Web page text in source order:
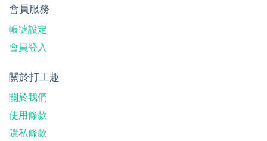
會員服務
帳號設定
會員登入
關於打工趣
關於我們
使用條款
隱私條款